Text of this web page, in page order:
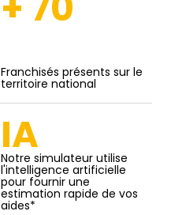
Franchisés présents sur le
territoire national
IA
Notre simulateur utilise
l'intelligence artificielle
pour fournir une
estimation rapide de vos
aides*